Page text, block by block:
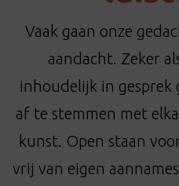
Vaak gaan onze
aandacht. Zeker
inhoudelijk in gesprek
af te stemmen met
kunst. Open staan
vrij van eigen